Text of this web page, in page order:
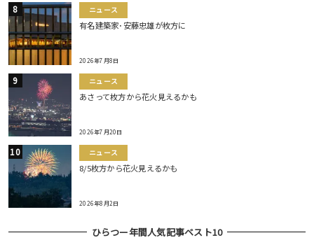
ニュース
有名建築家･安藤忠雄が枚方に
2026年7月8日
ニュース
あさって枚方から花火見えるかも
2026年7月20日
ニュース
8/5枚方から花火見えるかも
2026年8月2日
ひらつー年間人気記事ベスト10